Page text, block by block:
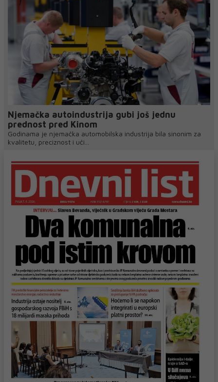
Njemačka autoindustrija gubi još jednu
prednost pred Kinom
Godinama je njemačka automobilska industrija bila sinonim za
kvalitetu, preciznost i uči...